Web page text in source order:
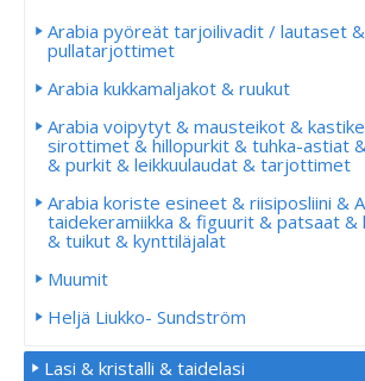
Arabia pyöreät tarjoilivadit / lautaset &
pullatarjottimet
Arabia kukkamaljakot & ruukut
Arabia voipytyt & mausteikot &
sirottimet & hillopurkit & tuhka-astiat
& purkit & leikkuulaudat & tarjottimet
Arabia koriste esineet & riisiposliini &
taidekeramiikka & figuurit & patsaat
& tuikut & kynttiläjalat
Muumit
Heljä Liukko- Sundström
Lasi & kristalli & taidelasi